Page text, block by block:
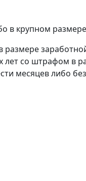
в крупном
со штрафом в
месяцев либо